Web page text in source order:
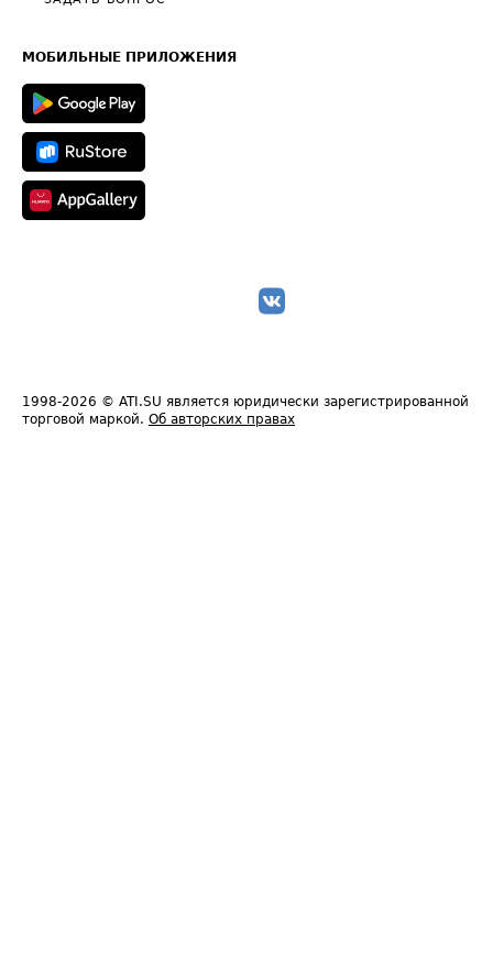
Техническая информация
МОБИЛЬНЫЕ ПРИЛОЖЕНИЯ
1998-2026 © ATI.SU является юридически зарегистрированной
торговой маркой. Об авторских правах